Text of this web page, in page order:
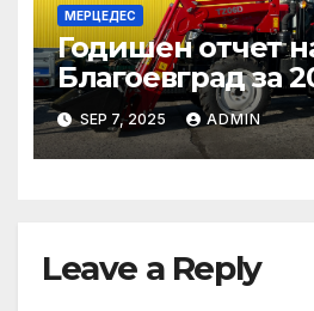
МЕРЦЕДЕС
Годишен отчет
Благоевград за
Стабилно
състояние, ръст
приходите и
социални
SEP 7, 2025 ADMIN
Leave a Reply